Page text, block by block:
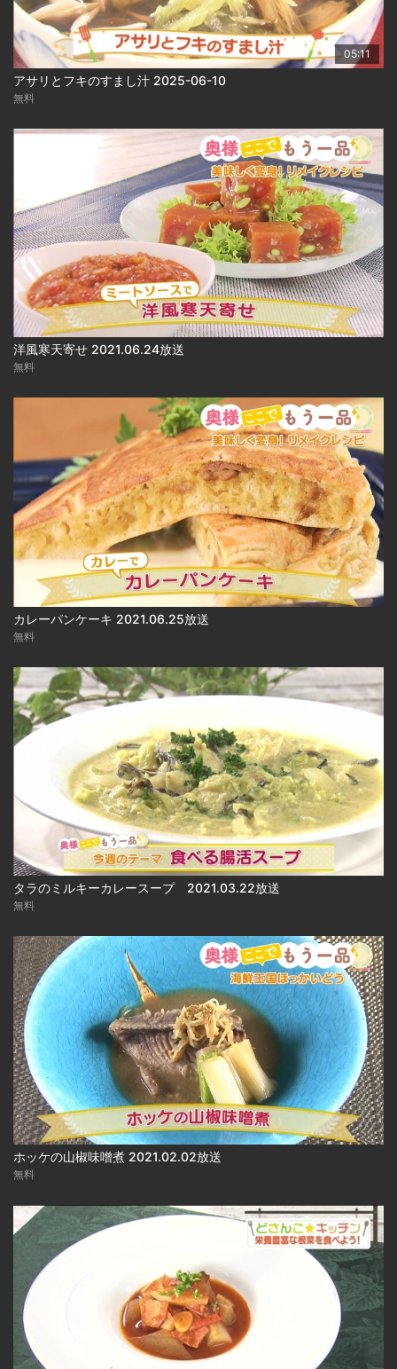
05:11
アサリとフキのすまし汁 2025-06-10
無料
洋風寒天寄せ 2021.06.24放送
無料
カレーパンケーキ 2021.06.25放送
無料
タラのミルキーカレースープ 2021.03.22放送
無料
ホッケの山椒味噌煮 2021.02.02放送
無料